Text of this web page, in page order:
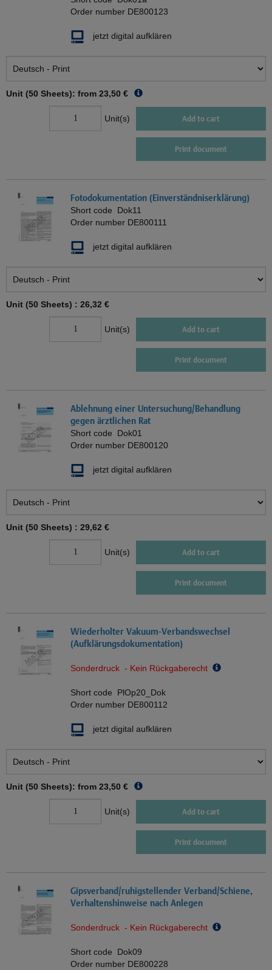
Order number DE800123
jetzt digital aufklären
Unit (50 Sheets): from 23,50 €
Unit(s) Add to cart
Print document
Fotodokumentation (Einverständniserklärung)
Short code Dok11
Order number DE800111
jetzt digital aufklären
Unit (50 Sheets) : 26,32 €
Unit(s) Add to cart
Print document
Ablehnung einer Untersuchung/Behandlung
gegen ärztlichen Rat
Short code Dok01
Order number DE800120
jetzt digital aufklären
Unit (50 Sheets) : 29,62 €
Unit(s) Add to cart
Print document
Wiederholter Vakuum-Verbandswechsel
(Aufklärungsdokumentation)
Sonderdruck - Kein Rückgaberecht
Short code PlOp20_Dok
Order number DE800112
jetzt digital aufklären
Unit (50 Sheets): from 23,50 €
Unit(s) Add to cart
Print document
Gipsverband/ruhigstellender Verband/Schiene,
Verhaltenshinweise nach Anlegen
Sonderdruck - Kein Rückgaberecht
Short code Dok09
Order number DE800228